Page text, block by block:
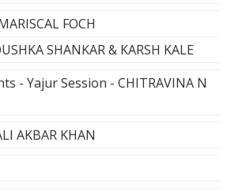
FOCH
SHANKAR & KARSH KALE
- Yajur Session - CHITRAVINA N
AKBAR KHAN